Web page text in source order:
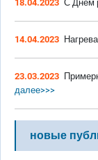
18.04.2023 С Днём
14.04.2023
23.03.2023
далее>>>
новые